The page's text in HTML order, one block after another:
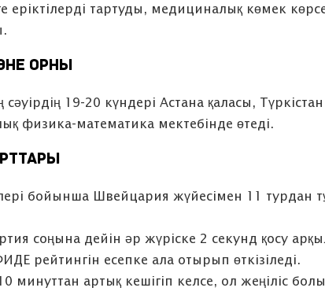
тартуды, медициналық көмек
ОРНЫ
19-20 күндері Астана қаласы,
физика-математика мектебінде өтеді.
бойынша Швейцария жүйесімен 11 турдан
соңына дейін әр жүріске 2 секунд қосу
рейтингін есепке ала отырып өткізіледі.
минуттан артық кешігіп келсе, ол жеңіліс